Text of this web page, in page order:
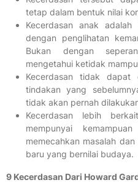
tetap dalam bentuk nilai
Kecerdasan anak
dengan penglihatan
Bukan dengan
mengetahui ketidak
Kecerdasan tidak
tindakan yang
tidak akan pernah
Kecerdasan lebih
mempunyai
memecahkan masalah
baru yang bernilai budaya.
9 Kecerdasan Dari Howard